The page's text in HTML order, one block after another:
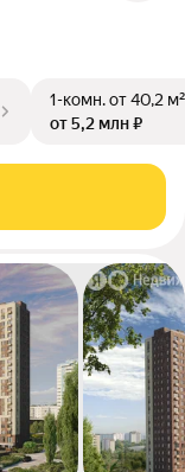
1-комн.от 40,2 м²
от 5,2 млн ₽